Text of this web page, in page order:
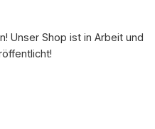
Unser Shop ist in Arbeit und